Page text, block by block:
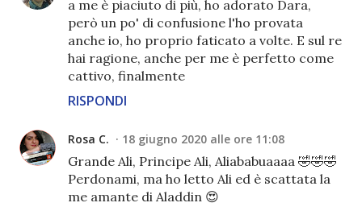
a me è piaciuto di più, ho adorato Dara,
però un po' di confusione l'ho provata
anche io, ho proprio faticato a volte. E sul re
hai ragione, anche per me è perfetto come
cattivo, finalmente
RISPONDI
Rosa C. 18 giugno 2020 alle ore 11:08
Grande Ali, Principe Ali, Aliababuaaaa 🤣🤣🤣
Perdonami, ma ho letto Ali ed è scattata la
me amante di Aladdin 😍